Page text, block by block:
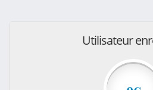
Utilisateur